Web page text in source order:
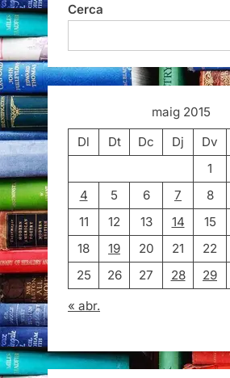
Cerca
maig 2015
Dl
Dt Dc Dj Dv
1
4
5 6 7 8
11
12 13 14 15
18
19 20 21 22
25
26 27 28 29
« abr.